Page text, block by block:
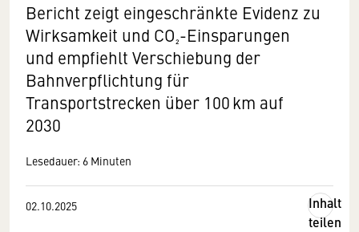
Bericht zeigt eingeschränkte Evidenz zu
Wirksamkeit und CO₂-Einsparungen
und empfiehlt Verschiebung der
Bahnverpflichtung für
Transportstrecken über 100 km auf
2030
Lesedauer: 6 Minuten
02.10.2025
Inhalt
teilen